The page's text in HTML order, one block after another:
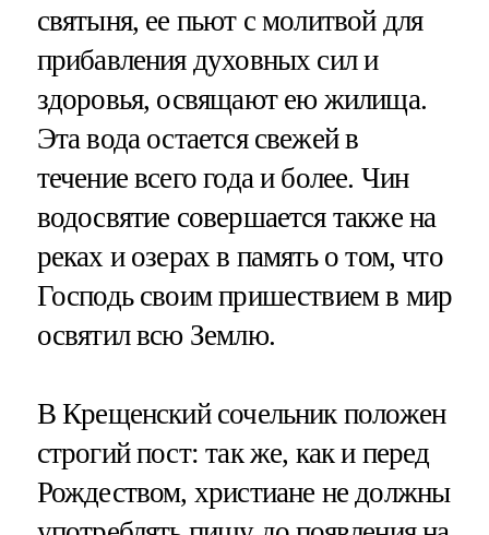
святыня, ее пьют с молитвой для
прибавления духовных сил и
здоровья, освящают ею жилища.
Эта вода остается свежей в
течение всего года и более. Чин
водосвятие совершается также на
реках и озерах в память о том, что
Господь своим пришествием в мир
освятил всю Землю.
В Крещенский сочельник положен
строгий пост: так же, как и перед
Рождеством, христиане не должны